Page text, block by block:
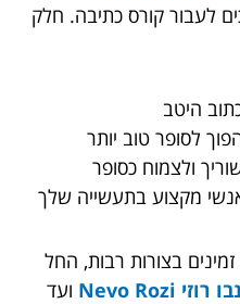
לעבור קורס כתיבה. חלק
היטב
לסופר טוב יותר
ולצמוח כסופר
מקצוע בתעשייה שלך
בצורות רבות, החל
נבו רוזי Nevo Rozi
ועד